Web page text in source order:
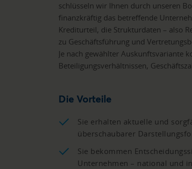
schlüsseln wir Ihnen durch unseren
finanzkräftig das betreffende
Krediturteil, die Strukturdaten – also
zu Geschäftsführung und
Je nach gewählter Auskunftsvariante
Beteiligungsverhältnissen,
Die Vorteile
Sie erhalten aktuelle und
überschaubarer
Sie bekommen
Unternehmen – national und